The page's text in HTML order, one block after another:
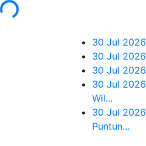
30 Jul 2026
30 Jul 2026
30 Jul 2026
30 Jul 2026
Wil...
30 Jul 2026
Puntun...